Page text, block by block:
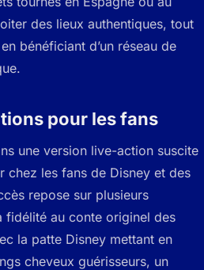
des lieux authentiques, tout
bénéficiant d’un réseau de
pour les fans
une version live-action suscite
chez les fans de Disney et des
repose sur plusieurs
fidélité au conte originel des
la patte Disney mettant en
cheveux guérisseurs, un